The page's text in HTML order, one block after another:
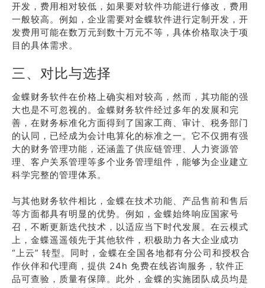
开发，费用相对较低，如果要对软件功能进行修改，费用
一般较高。例如，企业需要对金蝶软件进行定制开发，开
发费用可能在数万元到数十万元不等，具体价格取决于项
目的具体需求。
三、对比与选择
金蝶财务软件在价格上确实相对较高，然而，其功能的强
大也是不可忽视的。金蝶财务软件经过多年的发展和完
善，在财务标准化方面得到了国家工商、审计、税务部门
的认同，已经成为会计电算化的标准之一。它不仅拥有强
大的财务管理功能，还涵盖了供应链管理、人力资源管
理、客户关系管理等多个业务管理组件，能够为企业建立
科学完整的管理体系。
与其他财务软件相比，金蝶在技术功能、产品售前和售后
等方面都具有明显的优势。例如，金蝶始终响应国家号
召，不断更新迭代技术，以适应当下时代发展。在云模式
上，金蝶遥遥领先于其他软件，积极助力各大企业成功
“上云” 转型。同时，金蝶在全国各地都有分公司和授权合
作伙伴和代理商，提供 24h 免费在线咨询服务，软件正
品可查验，质量有保障。此外，金蝶的实施团队成员均是